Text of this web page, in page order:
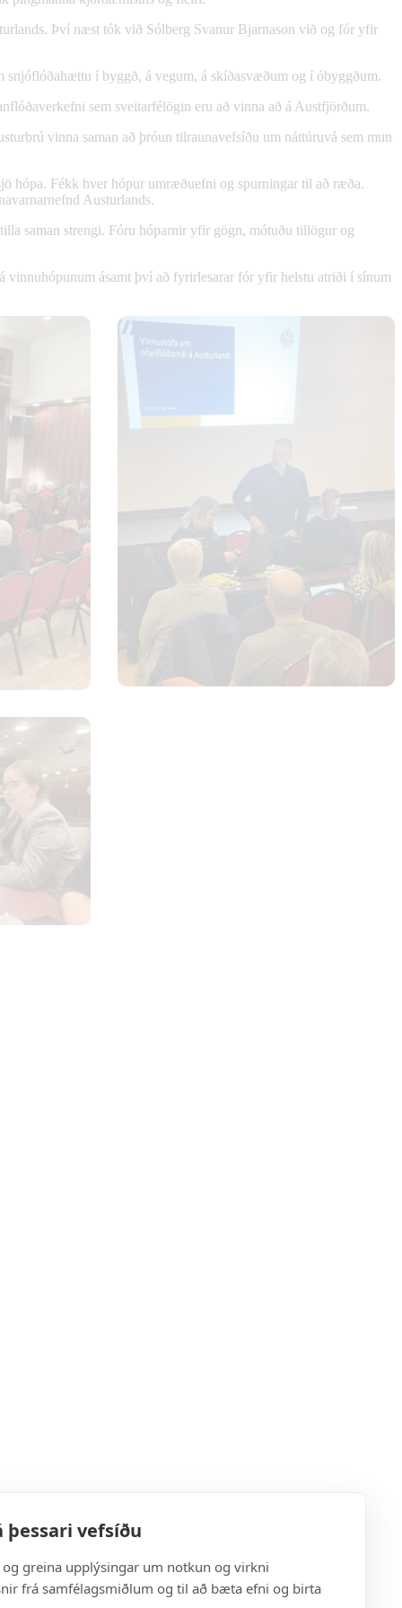
vefsíðu
greina upplýsingar um notkun og virkni
frá samfélagsmiðlum og til að bæta efni og birta
Því næst tók við Sólberg Svanur Bjarnason við og fór yfir
í byggð, á vegum, á skíðasvæðum og í óbyggðum.
sem sveitarfélögin eru að vinna að á Austfjörðum.
vinna saman að þróun tilraunavefsíðu um náttúruvá sem mun
hópa. Fékk hver hópur umræðuefni og spurningar til að ræða.
Austurlands.
saman strengi. Fóru hóparnir yfir gögn, mótuðu tillögur og
ásamt því að fyrirlesarar fór yfir helstu atriði í sínum